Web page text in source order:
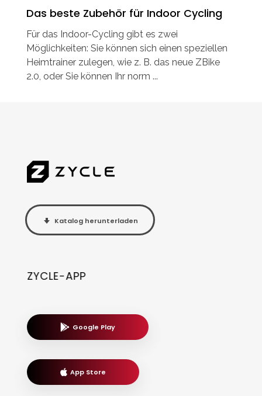
Das beste Zubehör für Indoor Cycling
Für das Indoor-Cycling gibt es zwei
Möglichkeiten: Sie können sich einen speziellen
Heimtrainer zulegen, wie z. B. das neue ZBike
2.0, oder Sie können Ihr norm ...
Katalog herunterladen
ZYCLE-APP
Google Play
App Store